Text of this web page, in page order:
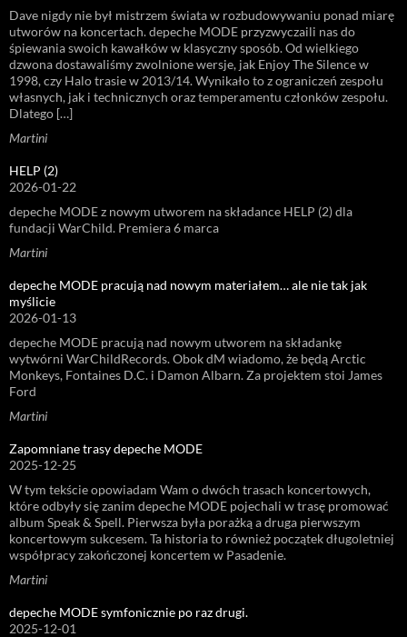
Dave nigdy nie był mistrzem świata w rozbudowywaniu ponad miarę
utworów na koncertach. depeche MODE przyzwyczaili nas do
śpiewania swoich kawałków w klasyczny sposób. Od wielkiego
dzwona dostawaliśmy zwolnione wersje, jak Enjoy The Silence w
1998, czy Halo trasie w 2013/14. Wynikało to z ograniczeń zespołu
własnych, jak i technicznych oraz temperamentu członków zespołu.
Dlatego […]
Martini
HELP (2)
2026-01-22
depeche MODE z nowym utworem na składance HELP (2) dla
fundacji WarChild. Premiera 6 marca
Martini
depeche MODE pracują nad nowym materiałem… ale nie tak jak
myślicie
2026-01-13
depeche MODE pracują nad nowym utworem na składankę
wytwórni WarChildRecords. Obok dM wiadomo, że będą Arctic
Monkeys, Fontaines D.C. i Damon Albarn. Za projektem stoi James
Ford
Martini
Zapomniane trasy depeche MODE
2025-12-25
W tym tekście opowiadam Wam o dwóch trasach koncertowych,
które odbyły się zanim depeche MODE pojechali w trasę promować
album Speak & Spell. Pierwsza była porażką a druga pierwszym
koncertowym sukcesem. Ta historia to również początek długoletniej
współpracy zakończonej koncertem w Pasadenie.
Martini
depeche MODE symfonicznie po raz drugi.
2025-12-01